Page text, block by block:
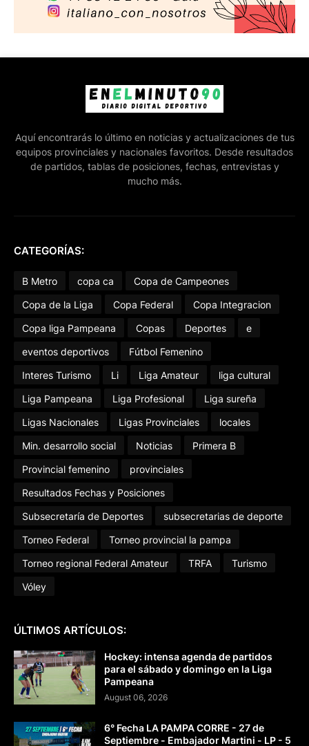
Aquí encontrarás lo último en noticias y actualizaciones de tus
equipos provinciales y nacionales favoritos. Desde resultados
de partidos, tablas de posiciones, fechas, entrevistas y
mucho más.
CATEGORÍAS:
B Metro copa ca
Copa de Campeones
Copa de la Liga
Copa Federal
Copa Integracion
Copa liga Pampeana
Copas Deportes
e
eventos deportivos
Fútbol Femenino
Interes Turismo
Li Liga Amateur
liga cultural
Liga Pampeana
Liga Profesional
Liga sureña
Ligas Nacionales
Ligas Provinciales
locales
Min. desarrollo social
Noticias
Primera B
Provincial femenino
provinciales
Resultados Fechas y Posiciones
Subsecretaría de Deportes
subsecretarias de deporte
Torneo Federal
Torneo provincial la pampa
Torneo regional Federal Amateur
TRFA
Turismo
Vóley
ÚLTIMOS ARTÍCULOS:
Hockey: intensa agenda de partidos
para el sábado y domingo en la Liga
Pampeana
August 06, 2026
6° Fecha LA PAMPA CORRE - 27 de
Septiembre - Embajador Martini - LP - 5